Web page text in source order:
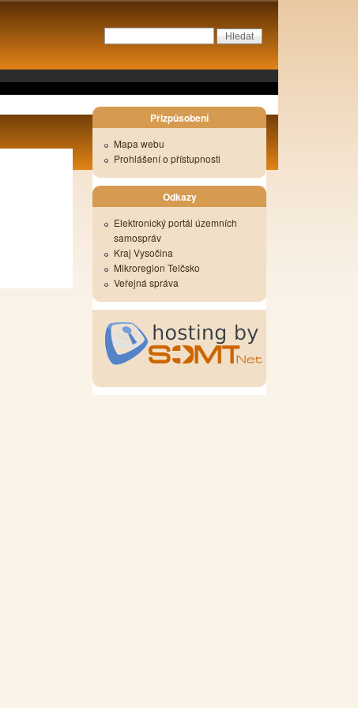
Přizpůsobení
Mapa webu
Prohlášení o přístupnosti
Odkazy
Elektronický portál územních
samospráv
Kraj Vysočina
Mikroregion Telčsko
Veřejná správa